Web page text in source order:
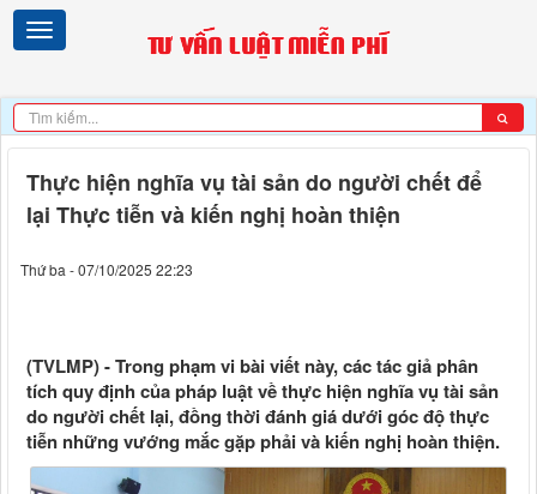
Thực hiện nghĩa vụ tài sản do người chết để
lại Thực tiễn và kiến nghị hoàn thiện
Thứ ba - 07/10/2025 22:23
(TVLMP) - Trong phạm vi bài viết này, các tác giả phân
tích quy định của pháp luật về thực hiện nghĩa vụ tài sản
do người chết lại, đồng thời đánh giá dưới góc độ thực
tiễn những vướng mắc gặp phải và kiến nghị hoàn thiện.